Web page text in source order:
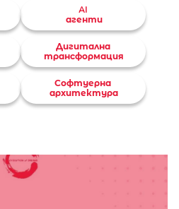
AI
агенти
Дигитална
трансформация
Софтуерна
архитектура